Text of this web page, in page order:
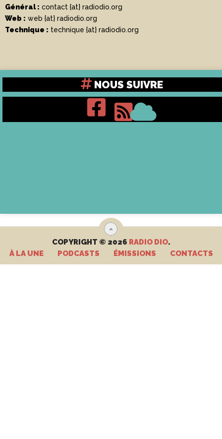
Général : contact {at} radiodio.org
Web : web {at} radiodio.org
Technique : technique {at} radiodio.org
NOUS SUIVRE
COPYRIGHT © 2026 RADIO DIO.
À LA UNE
PODCASTS ÉMISSIONS CONTACTS